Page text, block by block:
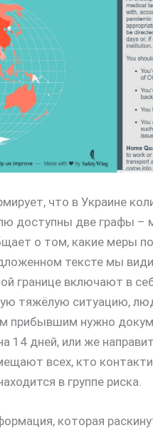
что в Украине
доступны две графы –
о том, какие меры
тексте мы
границе включают в
тяжёлую ситуацию,
прибывшим нужно
14 дней, или же
всех, кто
в группе риска.
которая